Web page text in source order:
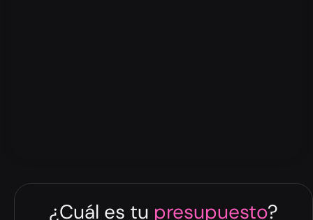
¿Cuál es tu presupuesto?